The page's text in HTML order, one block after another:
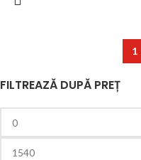
FILTREAZĂ DUPĂ PREȚ
1